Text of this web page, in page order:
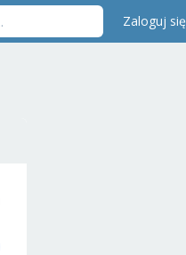
Zaloguj się